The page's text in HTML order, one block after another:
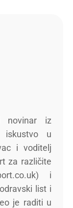
novinar iz
iskustvo u
i voditelj
za različite
i
list i
je raditi u